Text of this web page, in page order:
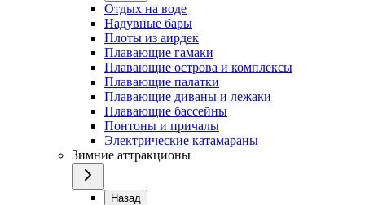
Отдых на воде
Надувные бары
Плоты из аирдек
Плавающие гамаки
Плавающие острова и комплексы
Плавающие палатки
Плавающие диваны и лежаки
Плавающие бассейны
Понтоны и причалы
Электрические катамараны
Зимние аттракционы
Назад